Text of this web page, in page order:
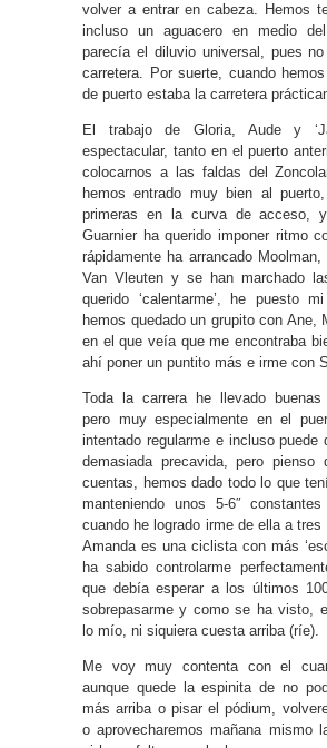
volver a entrar en cabeza. Hemos
incluso un aguacero en medio
parecía el diluvio universal, pues
carretera. Por suerte, cuando
de puerto estaba la carretera
El trabajo de Gloria, Aude y
espectacular, tanto en el puerto
colocarnos a las faldas del
hemos entrado muy bien al
primeras en la curva de acceso,
Guarnier ha querido imponer ritmo
rápidamente ha arrancado
Van Vleuten y se han marchado
querido ‘calentarme’, he puesto
hemos quedado un grupito con
en el que veía que me encontraba
ahí poner un puntito más e irme con
Toda la carrera he llevado buenas
pero muy especialmente en el
intentado regularme e incluso puede
demasiada precavida, pero
cuentas, hemos dado todo lo que
manteniendo unos 5-6″
cuando he logrado irme de ella a tres
Amanda es una ciclista con más
ha sabido controlarme
que debía esperar a los últimos
sobrepasarme y como se ha visto,
lo mío, ni siquiera cuesta arriba (ríe).
Me voy muy contenta con el
aunque quede la espinita de no
más arriba o pisar el pódium,
o aprovecharemos mañana mismo